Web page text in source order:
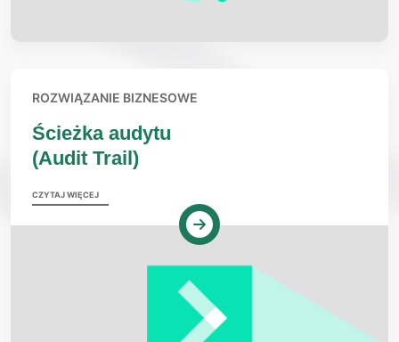
ROZWIĄZANIE BIZNESOWE
Ścieżka audytu
(Audit Trail)
CZYTAJ WIĘCEJ